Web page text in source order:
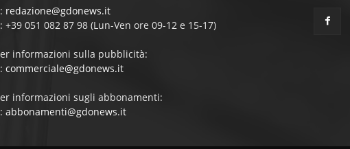
redazione@gdonews.it
+39 051 082 87 98 (Lun-Ven ore 09-12 e 15-17)
informazioni sulla pubblicità:
commerciale@gdonews.it
informazioni sugli abbonamenti:
abbonamenti@gdonews.it